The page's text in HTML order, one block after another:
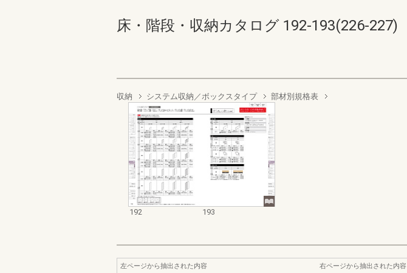
床・階段・収納カタログ 192-193(226-227)
収納 システム収納／ボックスタイプ 部材別規格表
192 193
左ページから抽出された内容
右ページから抽出された内容